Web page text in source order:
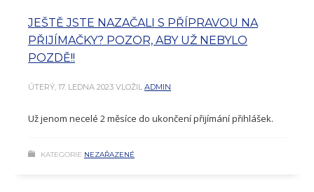
JEŠTĚ JSTE NAZAČALI S PŘÍPRAVOU NA
PŘIJÍMAČKY? POZOR, ABY UŽ NEBYLO
POZDĚ!!
ÚTERÝ, 17. LEDNA 2023 VLOŽIL ADMIN
Už jenom necelé 2 měsíce do ukončení přijímání přihlášek.
KATEGORIE NEZAŘAZENÉ